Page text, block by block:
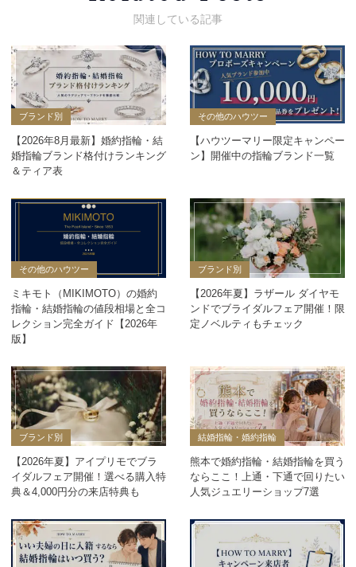
ブランド別
【2026年8月最新】婚約指輪・結
婚指輪ブランド格付けランキング
＆ティア表
その他のハウツー
【ハウツーマリー限定キャンペー
ン】開催中の指輪ブランド一覧
その他のハウツー
ミキモト（MIKIMOTO）の婚約
指輪・結婚指輪の値段相場と全コ
レクション完全ガイド【2026年
版】
ブランド別
【2026年夏】ラザール ダイヤモ
ンドでブライダルフェア開催！限
定ノベルティもチェック
ブランド別
【2026年夏】アイプリモでブラ
イダルフェア開催！選べる購入特
典＆4,000円分の来店特典も
結婚指輪・婚約指輪
熊本で婚約指輪・結婚指輪を買う
ならここ！上通・下通で回りたい
人気ジュエリーショップ7選